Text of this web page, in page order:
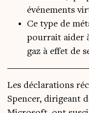
événements
Ce type de
pourrait aider
gaz à effet de
Les décla­ra­tions
Spen­cer, diri­geant